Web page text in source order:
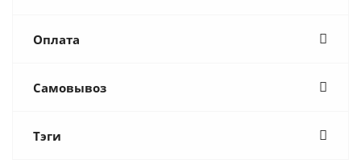
Оплата
Самовывоз
Тэги